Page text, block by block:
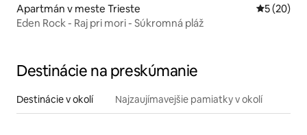
Apartmán v meste Trieste
5 (20)
Eden Rock - Raj pri mori - Súkromná pláž
Destinácie na preskúmanie
Destinácie v okolí Najzaujímavejšie pamiatky v okolí